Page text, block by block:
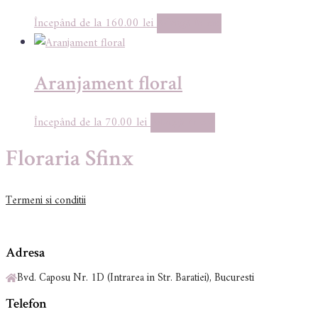
160.00lei
Aranjament floral
70.00lei
Floraria Sfinx
Termeni si conditii
Adresa
Bvd. Caposu Nr. 1D (Intrarea in Str. Baratiei), Bucuresti
Telefon